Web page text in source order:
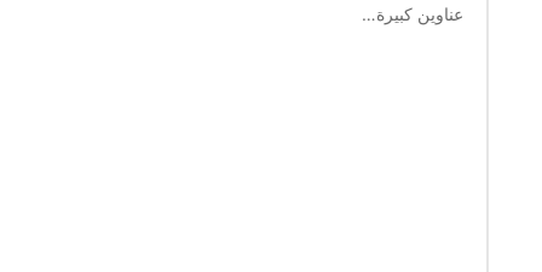
عناوين كبيرة…